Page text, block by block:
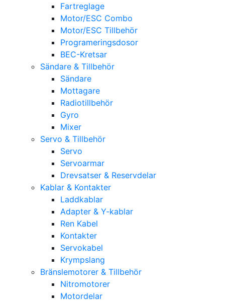
Fartreglage
Motor/ESC Combo
Motor/ESC Tillbehör
Programeringsdosor
BEC-Kretsar
Sändare & Tillbehör
Sändare
Mottagare
Radiotillbehör
Gyro
Mixer
Servo & Tillbehör
Servo
Servoarmar
Drevsatser & Reservdelar
Kablar & Kontakter
Laddkablar
Adapter & Y-kablar
Ren Kabel
Kontakter
Servokabel
Krympslang
Bränslemotorer & Tillbehör
Nitromotorer
Motordelar